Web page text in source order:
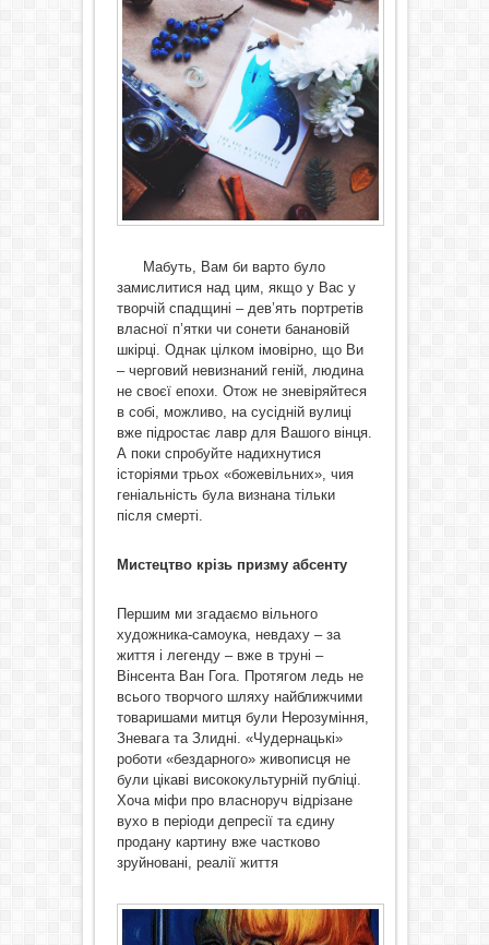
Мабуть, Вам би варто було
замислитися над цим, якщо у Вас у
творчій спадщині – дев’ять портретів
власної п’ятки чи сонети банановій
шкірці. Однак цілком імовірно, що Ви
– черговий невизнаний геній, людина
не своєї епохи. Отож не зневіряйтеся
в собі, можливо, на сусідній вулиці
вже підростає лавр для Вашого вінця.
А поки спробуйте надихнутися
історіями трьох «божевільних», чия
геніальність була визнана тільки
після смерті.
Мистецтво крізь призму абсенту
Першим ми згадаємо вільного
художника-самоука, невдаху – за
життя і легенду – вже в труні –
Вінсента Ван Гога. Протягом ледь не
всього творчого шляху найближчими
товаришами митця були Нерозуміння,
Зневага та Злидні. «Чудернацькі»
роботи «бездарного» живописця не
були цікаві висококультурній публіці.
Хоча міфи про власноруч відрізане
вухо в періоди депресії та єдину
продану картину вже частково
зруйновані, реалії життя